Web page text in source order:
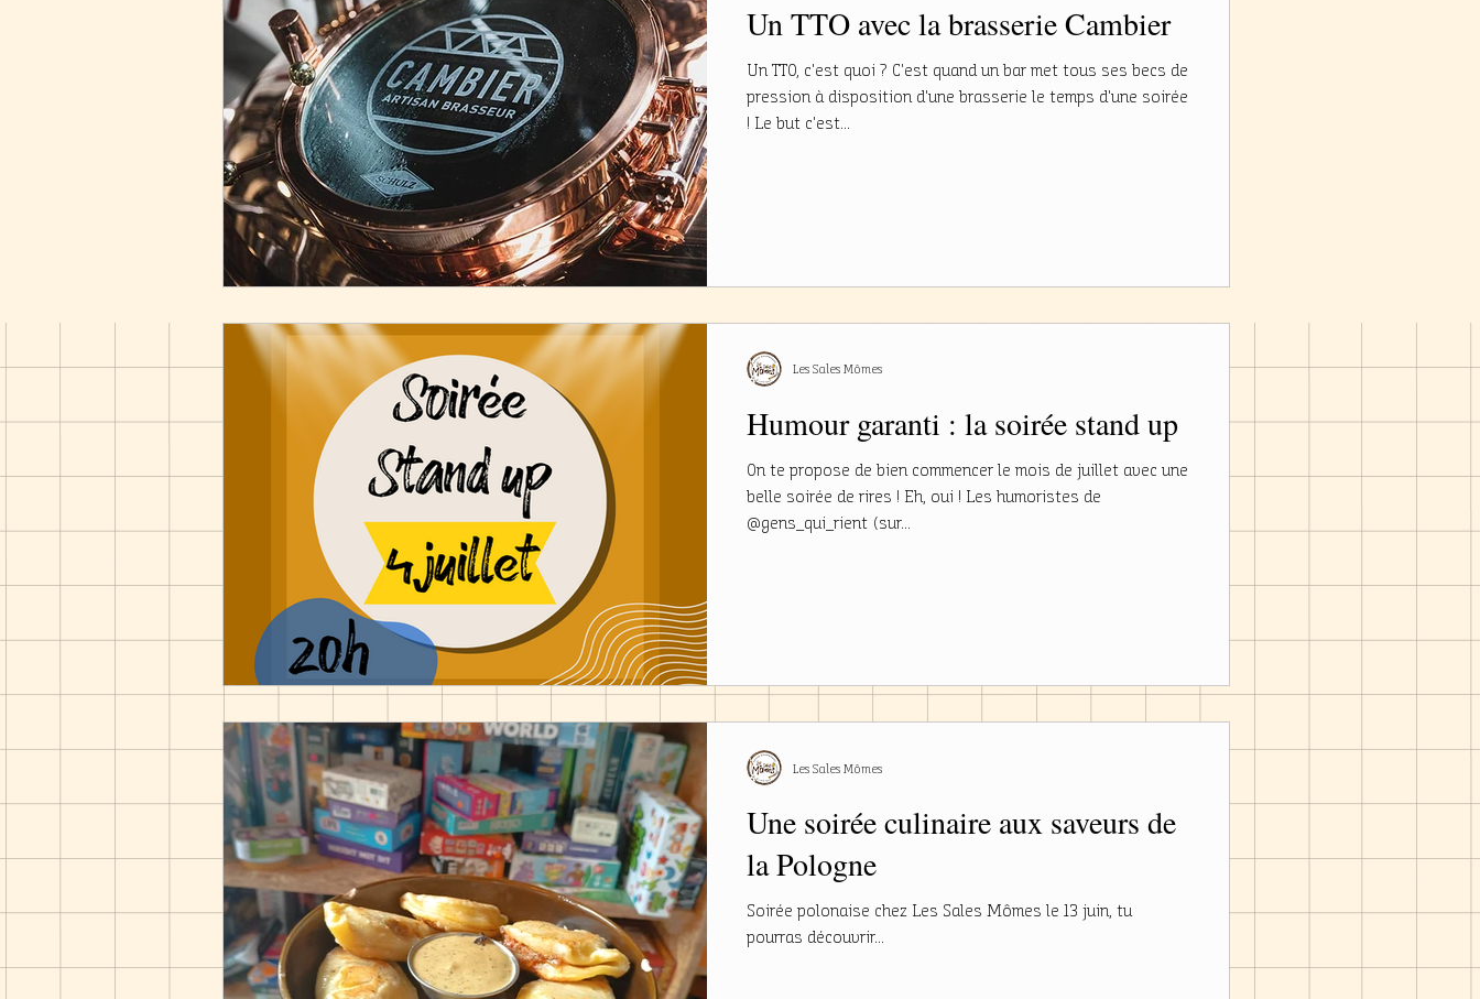
Un TTO avec la brasserie Cambier
Un TTO, c'est quoi ? C'est quand un bar met tous ses becs de
pression à disposition d'une brasserie le temps d'une soirée
! Le but c'est...
Humour garanti : la soirée stand up
On te propose de bien commencer le mois de juillet avec une
belle soirée de rires ! Eh, oui ! Les humoristes de
@gens_qui_rient (sur...
Les Sales Mômes
Une soirée culinaire aux saveurs de
la Pologne
Soirée polonaise chez Les Sales Mômes le 13 juin, tu
pourras découvrir...
Les Sales Mômes